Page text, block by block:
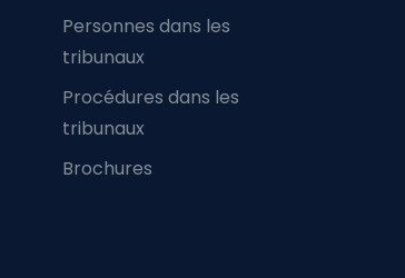
Personnes dans les
tribunaux
Procédures dans les
tribunaux
Brochures